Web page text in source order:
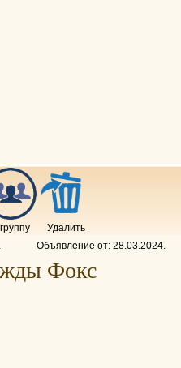
Удалить
Объявление от: 28.03.2024.
Фокс